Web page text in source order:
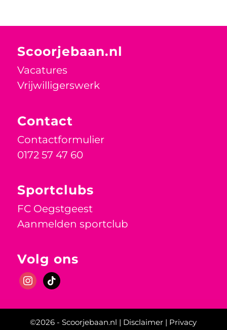
Scoor nu!
Scoorjebaan.nl
Vacatures
Vrijwilligerswerk
Contact
Contactformulier
0172 57 47 60
Sportclubs
FC Oegstgeest
Aanmelden sportclub
Volg ons
instagram
tiktok
©2026 -Scoorjebaan.nl | Disclaimer | Privacy